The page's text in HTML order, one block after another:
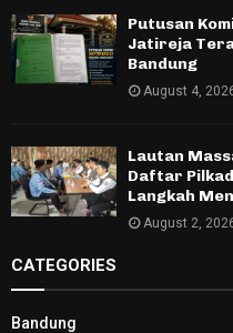
Putusan
Jatireja
Bandung
August 4,
Lautan
Daftar
Langkah
August 2,
CATEGORIES
Bandung